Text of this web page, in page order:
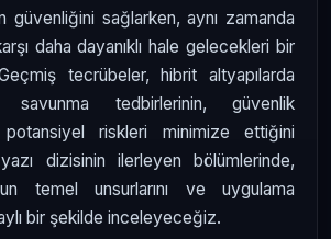
güvenliğini sağlarken, aynı zamanda
daha dayanıklı hale gelecekleri bir
tecrübeler, hibrit altyapılarda
savunma tedbirlerinin, güvenlik
potansiyel riskleri minimize ettiğini
dizisinin ilerleyen bölümlerinde,
temel unsurlarını ve uygulama
bir şekilde inceleyeceğiz.